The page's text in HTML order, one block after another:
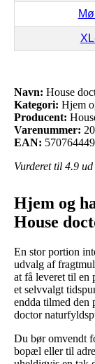
Navn: House
Kategori: Hjem
Producent:
Varenummer:
EAN:
Vurderet til 4.9 ud
Hjem og
House
En stor portion
udvalg af
at få leveret til en
et selvvalgt
endda tilmed den
doctor
Du bør omvendt
bopæl eller til